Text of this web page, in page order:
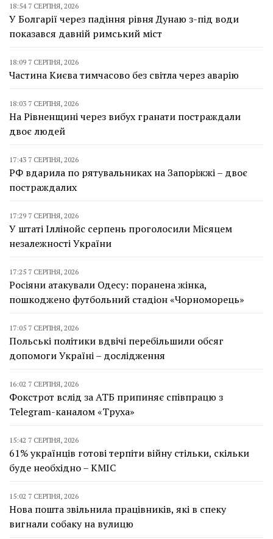
18:54 7 СЕРПНЯ, 2026
У Болгарії через падіння рівня Дунаю з-під води
показався давній римський міст
18:09 7 СЕРПНЯ, 2026
Частина Києва тимчасово без світла через аварію
18:03 7 СЕРПНЯ, 2026
На Рівненщині через вибух гранати постраждали
двоє людей
17:43 7 СЕРПНЯ, 2026
РФ вдарила по рятувальниках на Запоріжжі – двоє
постраждалих
17:29 7 СЕРПНЯ, 2026
У штаті Іллінойс серпень проголосили Місяцем
незалежності України
17:25 7 СЕРПНЯ, 2026
Росіяни атакували Одесу: поранена жінка,
пошкоджено футбольний стадіон «Чорноморець»
17:05 7 СЕРПНЯ, 2026
Польські політики вдвічі перебільшили обсяг
допомоги Україні – дослідження
16:02 7 СЕРПНЯ, 2026
Фокстрот вслід за АТБ припиняє співпрацю з
Telegram-каналом «Труха»
15:42 7 СЕРПНЯ, 2026
61% українців готові терпіти війну стільки, скільки
буде необхідно – КМІС
15:02 7 СЕРПНЯ, 2026
Нова пошта звільнила працівників, які в спеку
вигнали собаку на вулицю